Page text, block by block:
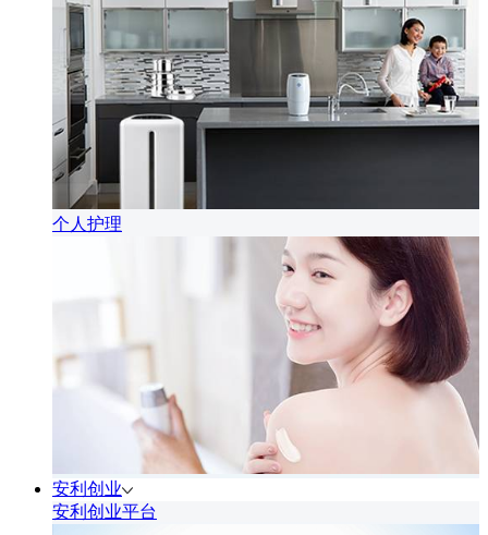
个人护理
安利创业
安利创业平台